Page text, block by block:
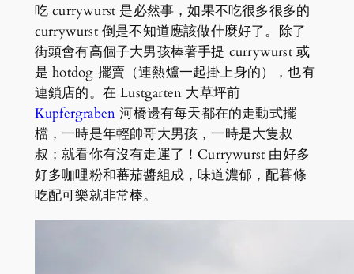
吃 currywurst 是必然事，如果不吃很多很多的
currywurst 倒是不知道應該做什麼好了。除了
街頭會有高個子大男孩棒著手提 currywurst 或
是 hotdog 擺賣（連熱爐一起掛上身的），也有
連鎖店的。在 Lustgarten 大草坪前
Kupfergraben 河橋邊有每天都在的走動式擺
檔，一時是年輕帥哥大男孩，一時是大隻叔
叔；就看你有沒有走運了！Currywurst 由好多
好多咖哩粉和蕃茄醬組成，味道濃郁，配暮條
吃配可樂就非常棒。